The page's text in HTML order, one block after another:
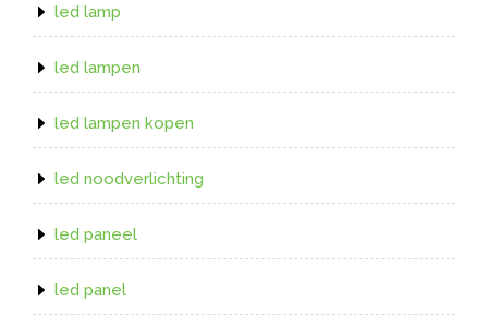
led lamp
led lampen
led lampen kopen
led noodverlichting
led paneel
led panel